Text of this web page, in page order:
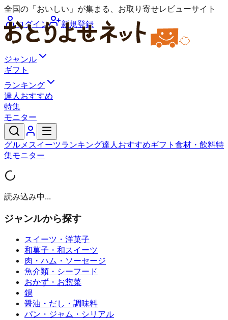
全国の「おいしい」が集まる、お取り寄せレビューサイト
ログイン
新規登録
ジャンル
ギフト
ランキング
達人おすすめ
特集
モニター
グルメ スイーツランキング達人おすすめギフト 食材・飲料特
集モニター
読み込み中...
ジャンルから探す
スイーツ・洋菓子
和菓子・和スイーツ
肉・ハム・ソーセージ
魚介類・シーフード
おかず・お惣菜
鍋
醤油・だし・調味料
パン・ジャム・シリアル